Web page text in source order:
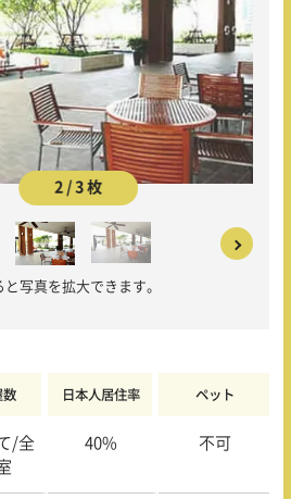
2 / 3 枚
と写真を拡大できます。
数 日本人居住率 ペット
/全
40% 不可